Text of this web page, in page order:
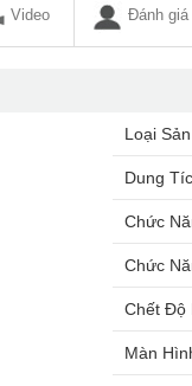
Video Đánh giá
Loại
Dung
Chức
Chức
Chết Độ
Màn